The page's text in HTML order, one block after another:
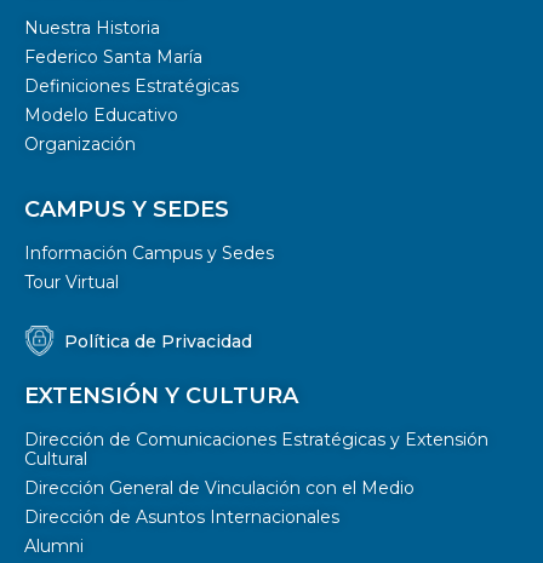
Nuestra Historia
Federico Santa María
Definiciones Estratégicas
Modelo Educativo
Organización
CAMPUS Y SEDES
Información Campus y Sedes
Tour Virtual
Política de Privacidad
EXTENSIÓN Y CULTURA
Dirección de Comunicaciones Estratégicas y Extensión
Cultural
Dirección General de Vinculación con el Medio
Dirección de Asuntos Internacionales
Alumni